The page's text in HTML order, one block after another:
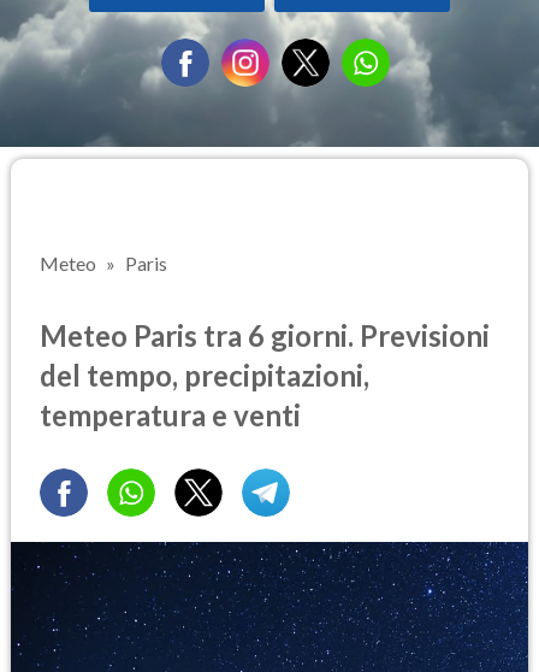
Meteo Paris
Meteo Paris tra 6 giorni. Previsioni
del tempo, precipitazioni,
temperatura e venti